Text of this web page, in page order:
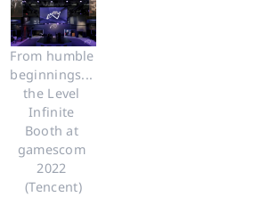
From humble
beginnings...
the Level
Infinite
Booth at
gamescom
2022
(Tencent)